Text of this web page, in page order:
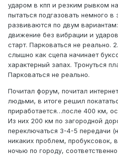
ударом в кпп и резким рывком
пытаться подгазовать немного в
развиваются по двум вариантам:
движение без вибрации и
старт. Парковаться не реально.
слышно как сцепа начинает
характерный запах. Тронуться
Парковаться не реально.
Почитал форум, почитал
людьми, в итоге решил
приработается…после 400 км,
Из них 200 км по загородной
переключаться 3-4-5 передачи
никаких проблем, пробуксовок,
ночью по городу,